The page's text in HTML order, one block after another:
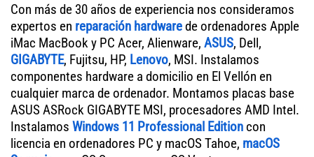
Con más de 30 años de experiencia nos consideramos
expertos en reparación hardwarede ordenadores Apple
iMac MacBook y PC Acer, Alienware, ASUS, Dell,
GIGABYTE, Fujitsu, HP, Lenovo, MSI. Instalamos
componentes hardware a domicilio en El Vellón en
cualquier marca de ordenador. Montamos placas base
ASUS ASRock GIGABYTE MSI, procesadores AMD Intel.
Instalamos Windows 11 Professional Edition con
licencia en ordenadores PC y macOS Tahoe, macOS